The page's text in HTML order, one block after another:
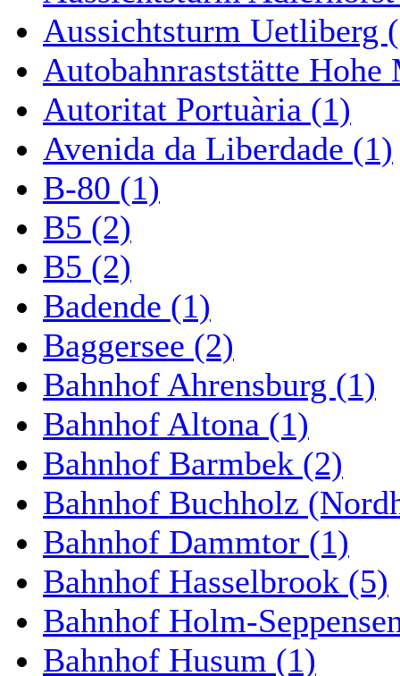
Aussichtsturm Uetliberg
Autobahnraststätte Hohe
Autoritat Portuària (1)
Avenida da Liberdade (1)
B-80 (1)
B5 (2)
B5 (2)
Badende (1)
Baggersee (2)
Bahnhof Ahrensburg (1)
Bahnhof Altona (1)
Bahnhof Barmbek (2)
Bahnhof Buchholz
Bahnhof Dammtor (1)
Bahnhof Hasselbrook (5)
Bahnhof Holm-
Bahnhof Husum (1)